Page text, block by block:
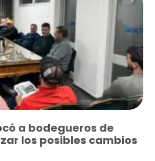
a bodegueros de
los posibles cambios